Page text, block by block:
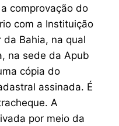
comprovação do
com a Instituição
da Bahia, na qual
na sede da Apub
cópia do
assinada. É
A
por meio da